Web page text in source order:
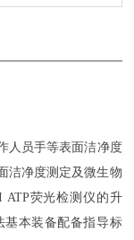
人员手等表面洁净度
洁净度测定及微生物
ATP荧光检测 仪的升
基本装备配备指导标